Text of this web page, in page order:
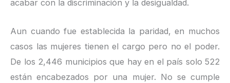
acabar con la discriminación y la desigualdad.
Aun cuando fue establecida la paridad, en muchos
casos las mujeres tienen el cargo pero no el poder.
De los 2,446 municipios que hay en el país solo 522
están encabezados por una mujer. No se cumple